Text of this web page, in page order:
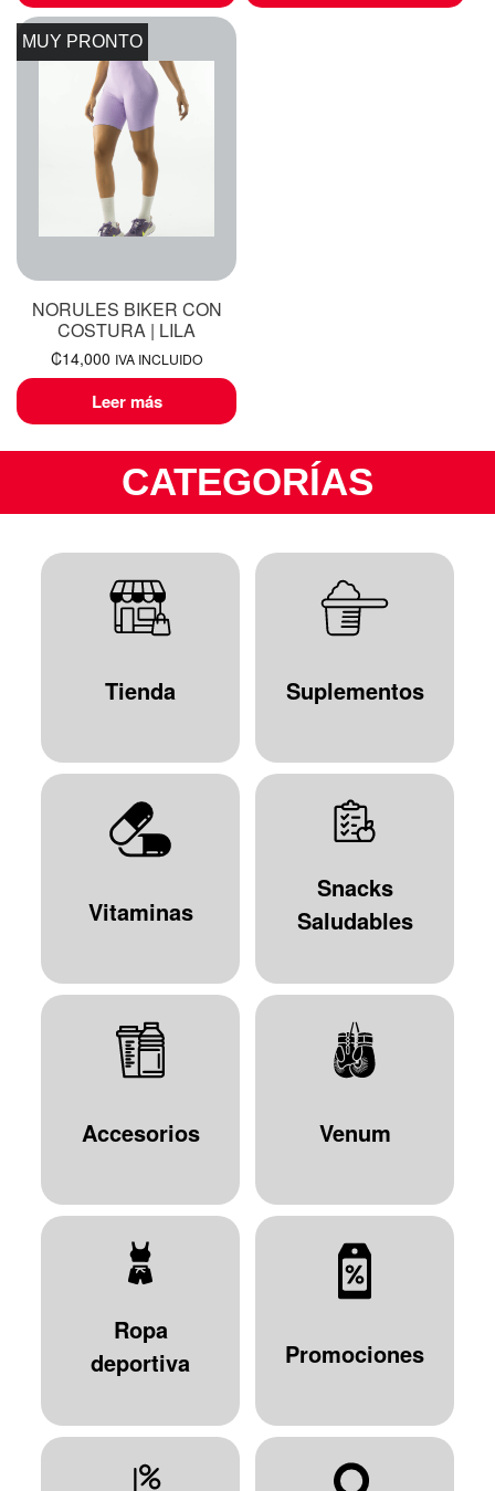
MUY PRONTO
NORULES BIKER CON
COSTURA | LILA
₡14,000 IVA INCLUIDO
Leer más
CATEGORÍAS
Tienda Suplementos
Vitaminas
Snacks
Saludables
Accesorios Venum
Ropa
deportiva
Promociones